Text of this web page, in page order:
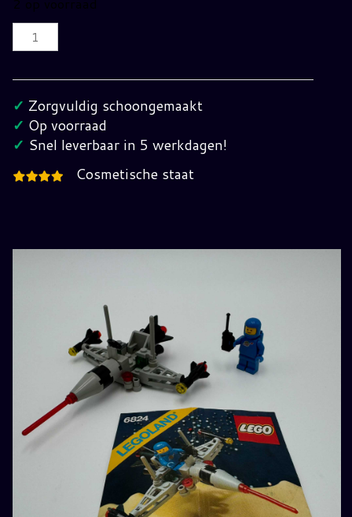
LEGO
set
80
hoeveelheid
✓ Zorgvuldig schoongemaakt
✓ Op voorraad
✓ Snel leverbaar in 5 werkdagen!
Cosmetische staat